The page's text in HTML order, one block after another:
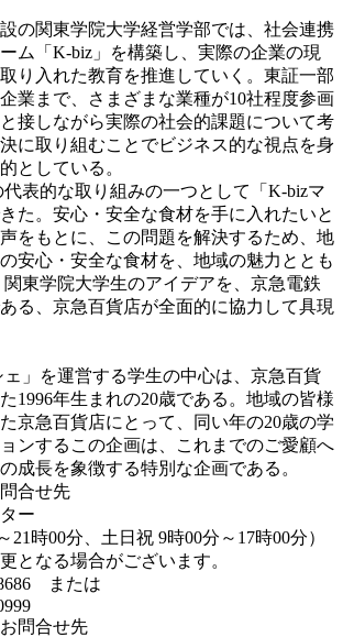
の関東学院大学経営学部では、社会連携
ム「K-biz」を構築し、実際の企業の現
り入れた教育を推進していく。東証一部
業まで、さまざまな業種が10社程度参画
接しながら実際の社会的課題について考
に取り組むことでビジネス的な視点を身
としている。
表的な取り組みの一つとして「K-bizマ
た。安心・安全な食材を手に入れたいと
をもとに、この問題を解決するため、地
安心・安全な食材を、地域の魅力ととも
関東学院大学生のアイデアを、京急電鉄
る、京急百貨店が全面的に協力して具現
」を運営する学生の中心は、京急百貨
1996年生まれの20歳である。地域の皆様
京急百貨店にとって、同い年の20歳の学
ンするこの企画は、これまでのご愛顧へ
成長を象徴する特別な企画である。
合せ先
ター
時00分、土日祝 9時00分～17時00分）
なる場合がございます。
または
問合せ先